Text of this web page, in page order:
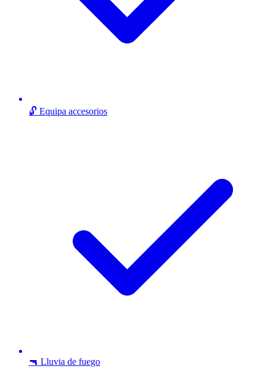
🔓 Equipa accesorios
🔫 Lluvia de fuego